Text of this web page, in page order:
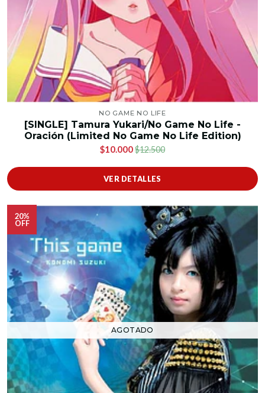
NO GAME NO LIFE
[SINGLE] Tamura Yukari/No Game No Life -
Oración (Limited No Game No Life Edition)
$10.000$12.500
VER DETALLES
20%
OFF
AGOTADO